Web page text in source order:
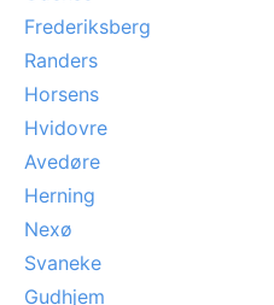
Frederiksberg
Randers
Horsens
Hvidovre
Avedøre
Herning
Nexø
Svaneke
Gudhjem